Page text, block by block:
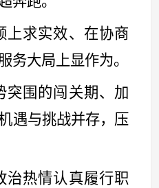
上求实效、在协商
务大局上显作为。
突围的闯关期、加
遇与挑战并存，压
治热情认真履行职